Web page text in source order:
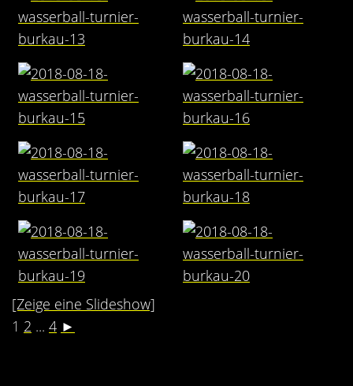
[Zeige eine Slideshow]
1 2 ... 4 ►